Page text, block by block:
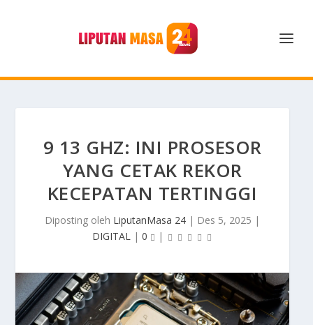
9 13 GHZ: INI PROSESOR
YANG CETAK REKOR
KECEPATAN TERTINGGI
Diposting oleh LiputanMasa 24 | Des 5, 2025 |
DIGITAL | 0 |